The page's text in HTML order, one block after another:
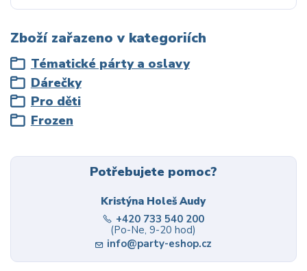
Zboží zařazeno v kategoriích
Tématické párty a oslavy
Dárečky
Pro děti
Frozen
Potřebujete pomoc?
Kristýna Holeš Audy
+420 733 540 200
(Po-Ne, 9-20 hod)
info@party-eshop.cz